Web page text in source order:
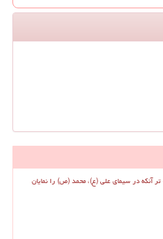
در سیمای علی (ع)، محمد (ص) را نمایان